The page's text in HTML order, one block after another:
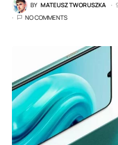
BY MATEUSZ TWORUSZKA
NO COMMENTS